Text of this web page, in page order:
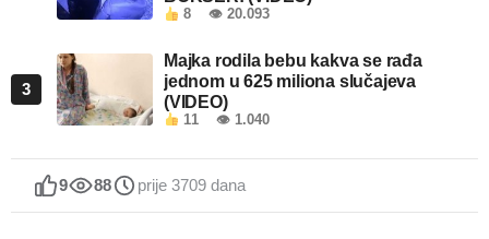
8 👁 20.093
3
Majka rodila bebu kakva se rađa
jednom u 625 miliona slučajeva
(VIDEO)
11 👁 1.040
9 88 prije 3709 dana